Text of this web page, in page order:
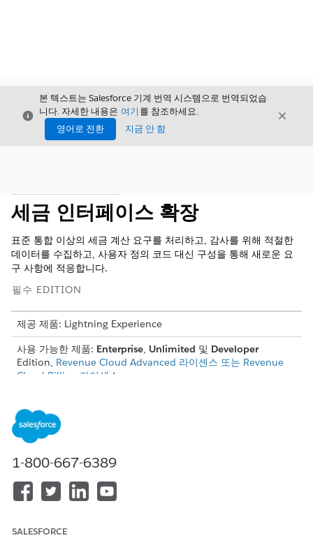
닫기
본 텍스트는 Salesforce 기계 번역 시스템으로 번역되었습
니다. 자세한 내용은 여기 를 참조하세요.
영어로 전환
지금 안 함
닫기
세금 인터페이스 확장
표준 통합 이상의 세금 계산 요구를 처리하고, 감사를 위해 적절한
데이터를 수집하고, 사용자 정의 코드 대신 구성을 통해 새로운 요
구 사항에 적응합니다.
필수 EDITION
제공 제품: Lightning Experience
사용 가능한 제품: Enterprise, Unlimited 및 Developer
Edition, Revenue Cloud Advanced 라이센스 또는 Revenue
Cloud Billing 라이센스
연장 세금 콜아웃이 필요한 이유는 무엇입니까?
기존 세금 인터페이스를 사용하여 몇 가지 일반적인 문제를 해결하
타사 세금 공급자는 표준 세금 요청에 포함되지 않은 정확한 계
산을 위해 특정 데이터를 필요로 합니다. 예를 들어 고객의 세금
식별 번호 또는 제품의 자재 유형입니다.
세부 정보를 수집하고 저장하려고 합니다. 예를 들어, 인보이스
1-800-667-6389
SALESFORCE